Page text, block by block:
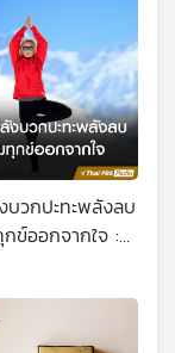
บวกปะทะพลังลบ
กข์ออกจากใจ :
Health